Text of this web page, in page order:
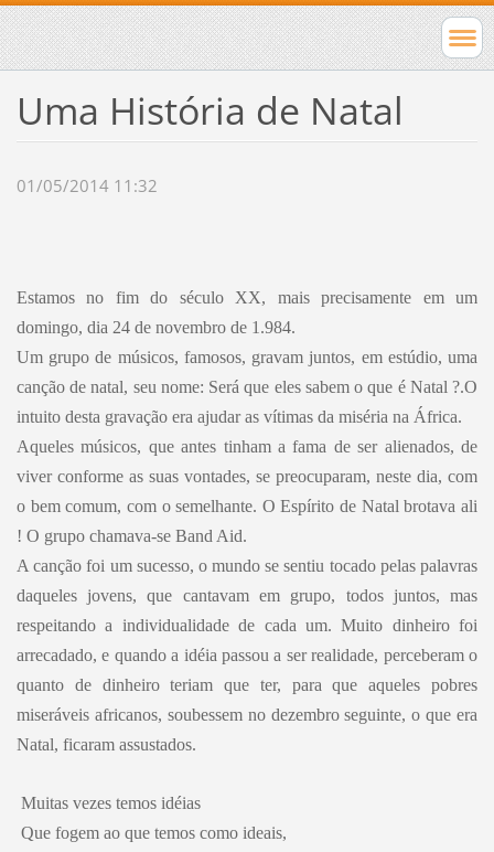
Uma História de Natal
01/05/2014 11:32
Estamos no fim do século XX, mais precisamente em um
domingo, dia 24 de novembro de 1.984.
Um grupo de músicos, famosos, gravam juntos, em estúdio, uma
canção de natal, seu nome: Será que eles sabem o que é Natal ?.O
intuito desta gravação era ajudar as vítimas da miséria na África.
Aqueles músicos, que antes tinham a fama de ser alienados, de
viver conforme as suas vontades, se preocuparam, neste dia, com
o bem comum, com o semelhante. O Espírito de Natal brotava ali
! O grupo chamava-se Band Aid.
A canção foi um sucesso, o mundo se sentiu tocado pelas palavras
daqueles jovens, que cantavam em grupo, todos juntos, mas
respeitando a individualidade de cada um. Muito dinheiro foi
arrecadado, e quando a idéia passou a ser realidade, perceberam o
quanto de dinheiro teriam que ter, para que aqueles pobres
miseráveis africanos, soubessem no dezembro seguinte, o que era
Natal, ficaram assustados.
Muitas vezes temos idéias
Que fogem ao que temos como ideais,